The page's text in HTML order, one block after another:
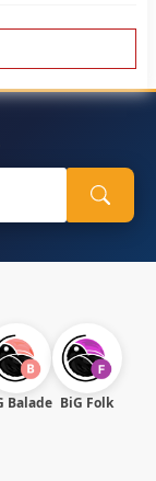
Balade BiG Folk